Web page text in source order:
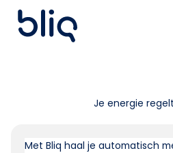
Je energie
Met Bliq haal je automatisch